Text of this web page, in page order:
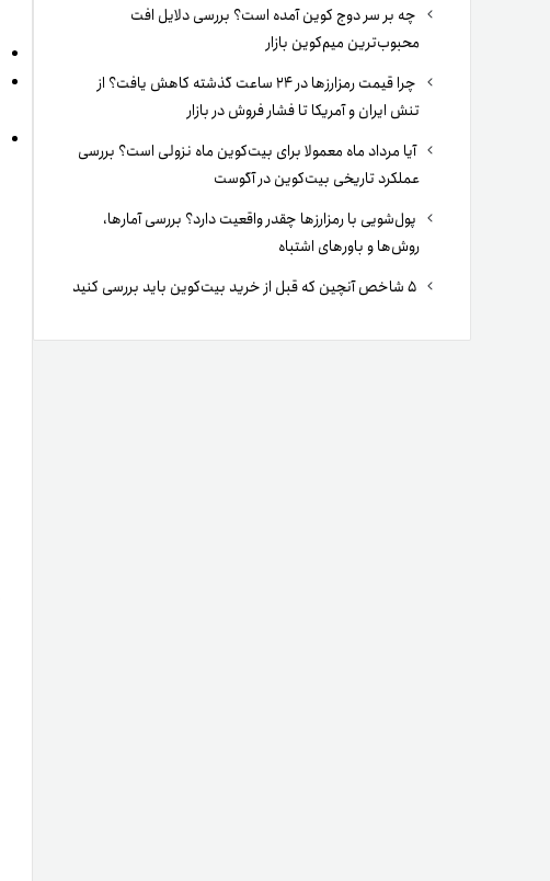
چه بر سر دوج کوین آمده است؟ بررسی دلایل افت
محبوب‌ترین میم‌کوین بازار
چرا قیمت رمزارزها در ۲۴ ساعت گذشته کاهش یافت؟ از
تنش ایران و آمریکا تا فشار فروش در بازار
آیا مرداد ماه معمولا برای بیت‌کوین ماه نزولی است؟ بررسی
عملکرد تاریخی بیت‌کوین در آگوست
پول‌شویی با رمزارزها چقدر واقعیت دارد؟ بررسی آمارها،
روش‌ها و باورهای اشتباه